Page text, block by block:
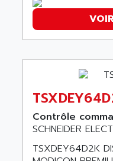
SIMATIC
OPERATOR
APRIL 2000
APRIL 7000
SMC600
SMC25 et
SMC 50 / SMC
SMC 600
ABS
ABS SYSTEM
ABSOCODER
ABUS
ABUS
AC
Contrôle
SCHNEIDER
TSXDEY64D2K